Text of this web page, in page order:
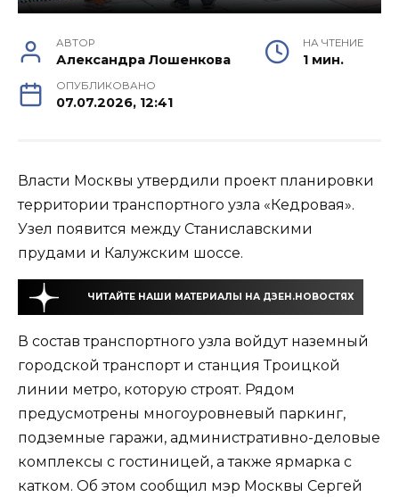
АВТОР
Александра Лошенкова
НА ЧТЕНИЕ
1 мин.
ОПУБЛИКОВАНО
07.07.2026, 12:41
Власти Москвы утвердили проект планировки
территории транспортного узла «Кедровая».
Узел появится между Станиславскими
прудами и Калужским шоссе.
ЧИТАЙТЕ НАШИ МАТЕРИАЛЫ НА ДЗЕН.НОВОСТЯХ
В состав транспортного узла войдут наземный
городской транспорт и станция Троицкой
линии метро, которую строят. Рядом
предусмотрены многоуровневый паркинг,
подземные гаражи, административно-деловые
комплексы с гостиницей, а также ярмарка с
катком. Об этом сообщил мэр Москвы Сергей